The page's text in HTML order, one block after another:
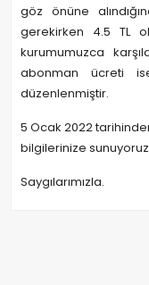
göz önüne
gerekirken 4.5 TL
kurumumuzca
abonman ücreti
düzenlenmiştir.
5 Ocak 2022
bilgilerinize
Saygılarımızla.